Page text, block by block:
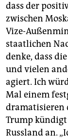
dass der
zwischen
Vize-
staatlichen
denke, dass
und vielen
agiert. Ich
Mal einem
dramatisieren
Trump
Russland an.